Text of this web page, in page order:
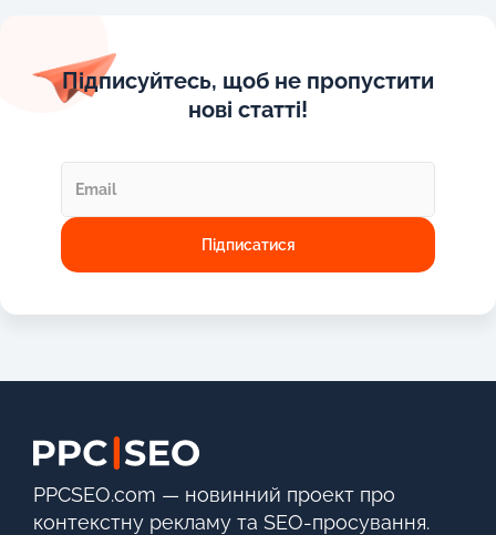
Підписуйтесь, щоб не пропустити
нові статті!
PPCSEO.com — новинний проект про
контекстну рекламу та SEO-просування.